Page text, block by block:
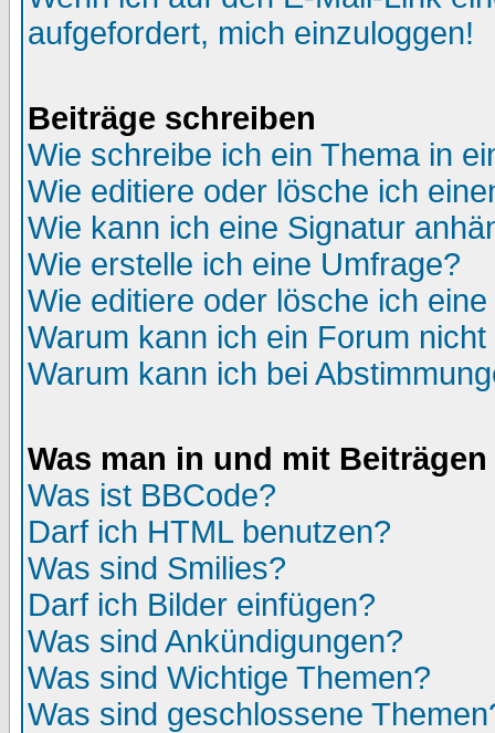
aufgefordert, mich einzuloggen!
Beiträge schreiben
Wie schreibe ich ein Thema in
Wie editiere oder lösche ich
Wie kann ich eine Signatur
Wie erstelle ich eine Umfrage?
Wie editiere oder lösche ich
Warum kann ich ein Forum
Warum kann ich bei
Was man in und mit
Was ist BBCode?
Darf ich HTML benutzen?
Was sind Smilies?
Darf ich Bilder einfügen?
Was sind Ankündigungen?
Was sind Wichtige Themen?
Was sind geschlossene